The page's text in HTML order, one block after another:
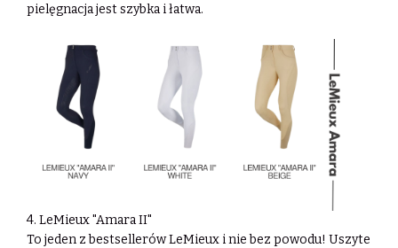
pielęgnacja jest szybka i łatwa.
4. LeMieux "Amara II"
To jeden z bestsellerów LeMieux i nie bez powodu! Uszyte